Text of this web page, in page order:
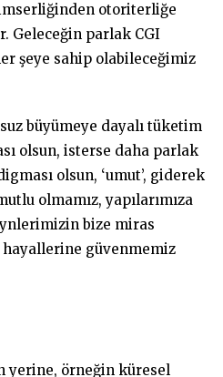
otoriterliğe
Geleceğin parlak CGI
şeye sahip olabileceğimiz
büyümeye dayalı tüketim
olsun, isterse daha parlak
olsun, ‘umut’, giderek
olmamız, yapılarımıza
bize miras
hayallerine güvenmemiz
yerine, örneğin küresel